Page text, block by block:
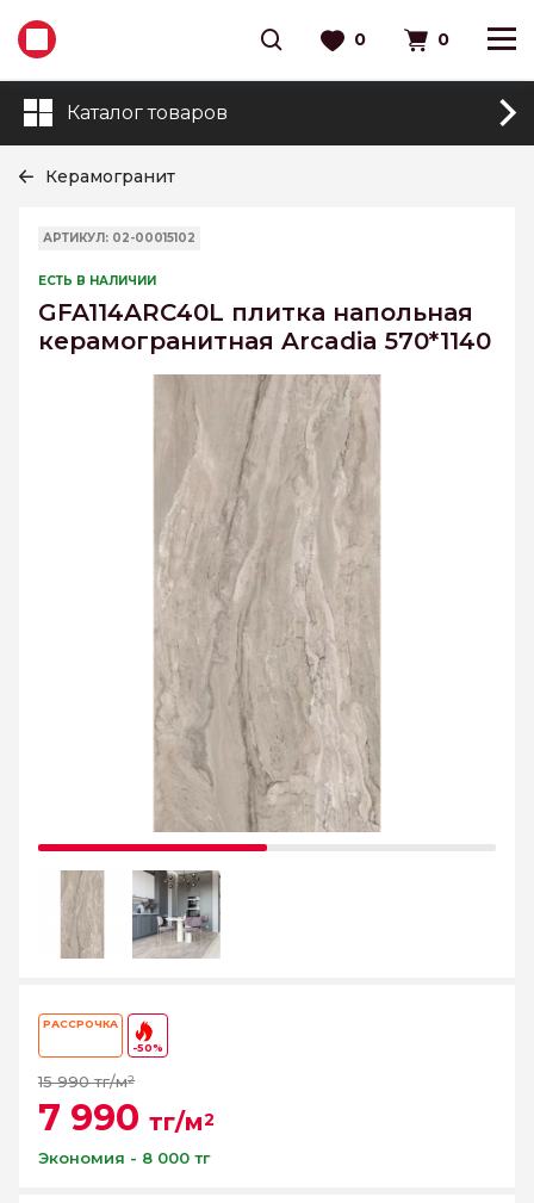
0 0
Каталог товаров
Керамогранит
АРТИКУЛ: 02-00015102
ЕСТЬ В НАЛИЧИИ
GFA114ARC40L плитка напольная
керамогранитная Arcadia 570*1140
РАССРОЧКА
-50%
15 990 тг/м2
7 990 тг/м2
Экономия - 8 000 тг